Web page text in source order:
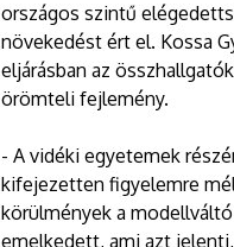
országos szintű
növekedést ért el. Kossa
eljárásban az
örömteli fejlemény.
- A vidéki egyetemek
kifejezetten figyelemre
körülmények a
emelkedett, ami azt